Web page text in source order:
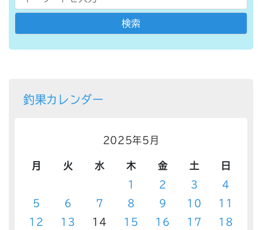
釣果カレンダー
2025年5月
月 火 水 木 金 土
日
1
2 3
4
5
6 7 8 9 10
11
12
13 14 15 16 17
18